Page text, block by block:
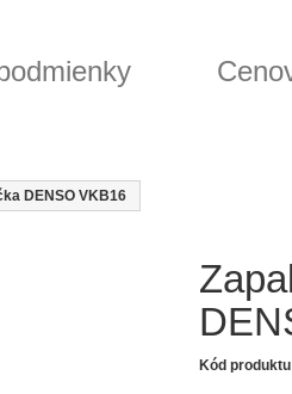
DENSO VKB16
Kód produktu